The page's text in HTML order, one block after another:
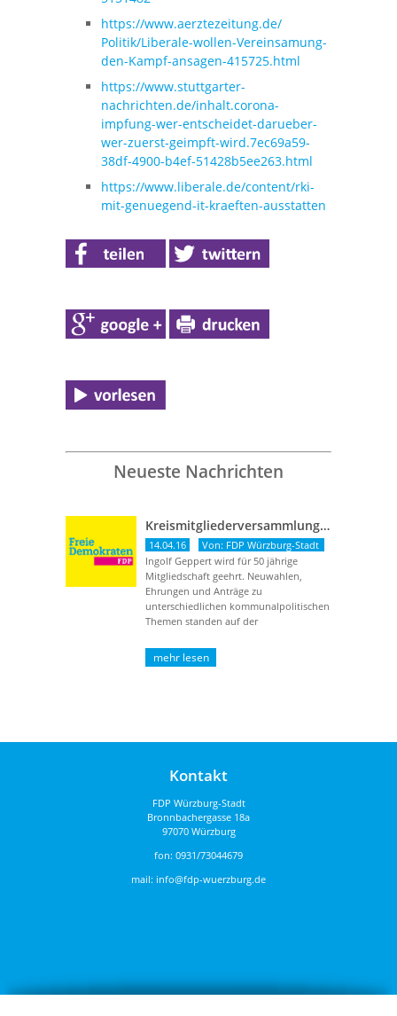
https://www.aerztezeitung.de/
Politik/Liberale-wollen-Vereinsamung-
den-Kampf-ansagen-415725.html
https://www.stuttgarter-
nachrichten.de/inhalt.corona-
impfung-wer-entscheidet-darueber-
wer-zuerst-geimpft-wird.7ec69a59-
38df-4900-b4ef-51428b5ee263.html
https://www.liberale.de/content/rki-
mit-genuegend-it-kraeften-ausstatten
Neueste Nachrichten
Kreismitgliederversammlung vom 13. April 2016
14.04.16
Von: FDP Würzburg-Stadt
Ingolf Geppert wird für 50 jährige
Mitgliedschaft geehrt. Neuwahlen,
Ehrungen und Anträge zu
unterschiedlichen kommunalpolitischen
Themen standen auf der
wurde für seine ...
Kontakt
FDP Würzburg-Stadt
Bronnbachergasse 18a
97070 Würzburg
fon: 0931/73044679
mail: info@fdp-wuerzburg.de